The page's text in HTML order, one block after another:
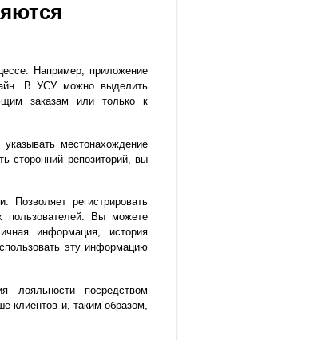
Например, приложение
В УСУ можно выделить
заказам или только к
местонахождение
сторонний репозиторий, вы
Позволяет регистрировать
пользователей. Вы можете
информация, история
эту информацию
лояльности посредством
клиентов и, таким образом,